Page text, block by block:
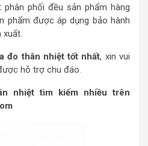
phối đều sản phẩm hàng
phẩm được áp dụng bảo hành
xuất.
đo thân nhiệt tốt nhất, xin vui
hỗ trợ chu đáo.
nhiệt tìm kiếm nhiều trên